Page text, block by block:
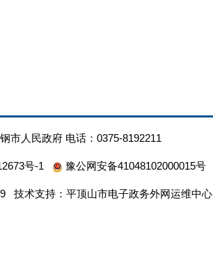
市人民政府 电话：0375-8192211
号-1 豫公网安备41048102000015号
技术支持：平顶山市电子政务外网运维中心